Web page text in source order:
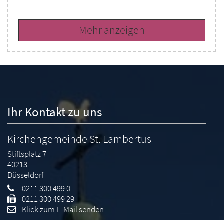
Mehr anzeigen
Ihr Kontakt zu uns
Kirchengemeinde St. Lambertus
Stiftsplatz 7
40213
Düsseldorf
0211 300 499 0
0211 300 499 29
Klick zum E-Mail senden